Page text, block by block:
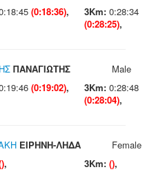
(0:18:36), 3Km: 0:28:34
(0:28:25),
ΠΑΝΑΓΙΩΤΗΣ
Male
(0:19:02), 3Km: 0:28:48
(0:28:04),
ΕΙΡΗΝΗ-ΛΗΔΑ
Female
, 3Km: (),